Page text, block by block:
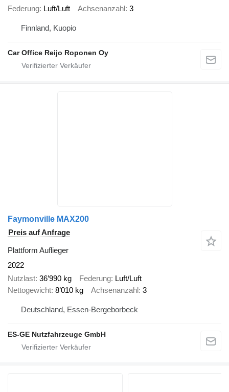
Federung Luft/Luft Achsenanzahl 3
Finnland, Kuopio
Car Office Reijo Roponen Oy
Faymonville MAX200
Preis auf Anfrage
Plattform Auflieger
2022
Nutzlast 36’990 kg Federung Luft/Luft
Nettogewicht 8’010 kg Achsenanzahl 3
Deutschland, Essen-Bergeborbeck
ES-GE Nutzfahrzeuge GmbH